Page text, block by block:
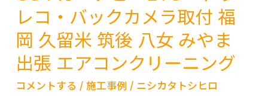
ル
フ
ァ
ー
ド
ー
ン
グ
レコ・バックカメラ取付 福
岡 久留米 筑後 八女 みやま
出張 エアコンクリーニング
コメントする /施工事例 / ニシカタトシヒロ